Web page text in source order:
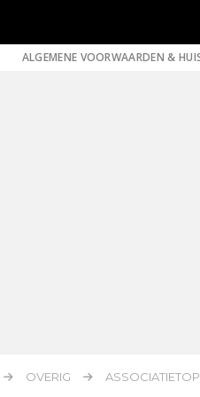
ALGEMENE VOORWAARDEN &
OVERIG